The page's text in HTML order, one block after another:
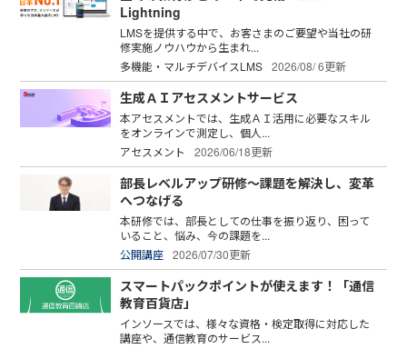
Lightning
LMSを提供する中で、お客さまのご要望や当社の研
修実施ノウハウから生まれ...
多機能・マルチデバイスLMS 2026/08/ 6更新
生成ＡＩアセスメントサービス
本アセスメントでは、生成ＡＩ活用に必要なスキル
をオンラインで測定し、個人...
アセスメント
2026/06/18更新
部長レベルアップ研修～課題を解決し、変革
へつなげる
本研修では、部長としての仕事を振り返り、困って
いること、悩み、今の課題を...
公開講座 2026/07/30更新
スマートパックポイントが使えます！「通信
教育百貨店」
インソースでは、様々な資格・検定取得に対応した
講座や、通信教育のサービス...